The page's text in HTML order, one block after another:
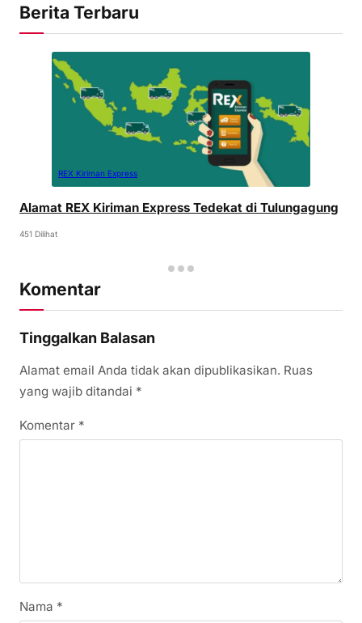
Berita Terbaru
REX Kiriman Express
Alamat REX Kiriman Express Tedekat di Tulungagung
451 Dilihat
Komentar
Tinggalkan Balasan
Alamat email Anda tidak akan dipublikasikan. Ruas
yang wajib ditandai *
Komentar *
Nama *